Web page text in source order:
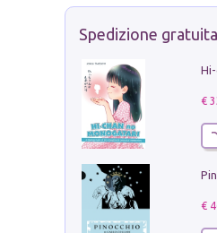
Spedizione gratuita
€
€